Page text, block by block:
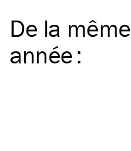
De la même
année: